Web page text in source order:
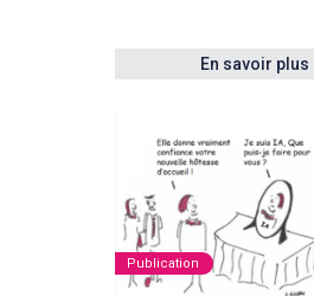
En savoir plus
Publication